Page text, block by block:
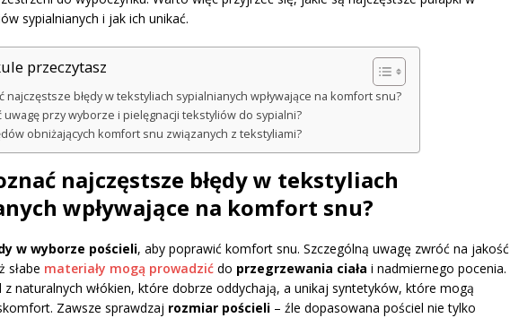
sypialnianych i jak ich unikać.
przeczytasz
najczęstsze błędy w tekstyliach sypialnianych wpływające na komfort snu?
uwagę przy wyborze i pielęgnacji tekstyliów do sypialni?
obniżających komfort snu związanych z tekstyliami?
najczęstsze błędy w tekstyliach
wpływające na komfort snu?
w wyborze pościeli, aby poprawić komfort snu. Szczególną uwagę zwróć na jakość
słabe materiały mogą prowadzić do przegrzewania ciała i nadmiernego pocenia.
z naturalnych włókien, które dobrze oddychają, a unikaj syntetyków, które mogą
Zawsze sprawdzaj rozmiar pościeli – źle dopasowana pościel nie tylko